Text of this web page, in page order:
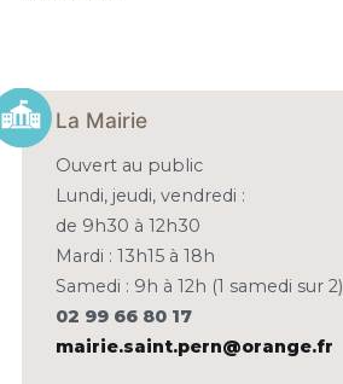
La Mairie
Ouvert au public
Lundi, jeudi, vendredi :
de 9h30 à 12h30
Mardi : 13h15 à 18h
Samedi : 9h à 12h (1 samedi sur 2)
02 99 66 80 17
mairie.saint.pern@orange.fr